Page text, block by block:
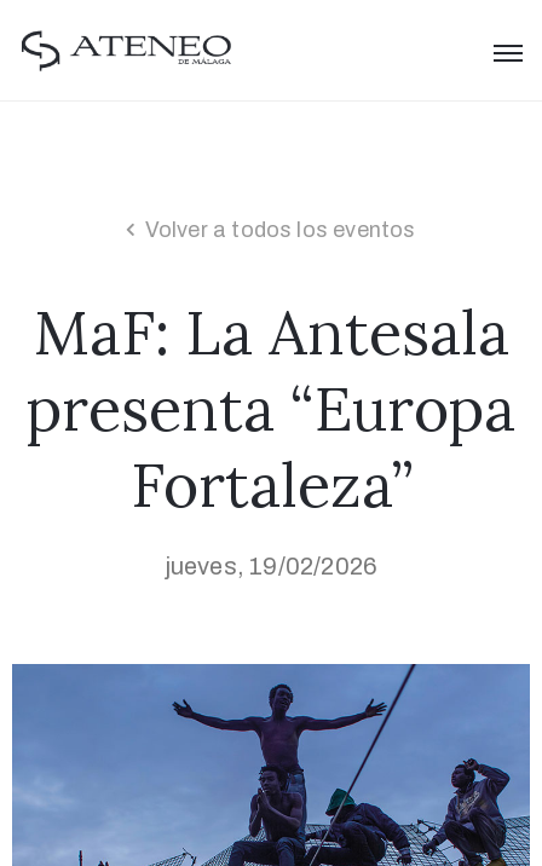
Volver a todos los eventos
MaF: La Antesala
presenta “Europa
Fortaleza”
jueves, 19/02/2026